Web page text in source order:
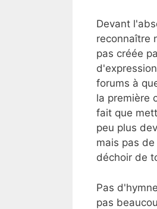
Devant
reconnaître
pas créée
forums à
la première
fait que
peu plus
mais pas
déchoir de
Pas
pas